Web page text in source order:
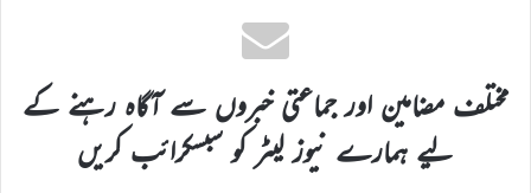
مختلف مضامین اور جماعتی خبروں سے آگاہ رہنے کے
لیے ہمارے نیوز لیٹر کو سبسکرائب کریں